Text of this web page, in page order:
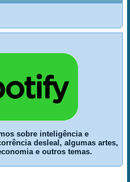
sobre inteligência e
desleal, algumas artes,
e outros temas.